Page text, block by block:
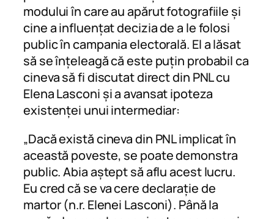
modului în care au apărut fotografiile și
cine a influențat decizia de a le folosi
public în campania electorală. El a lăsat
să se înțeleagă că este puțin probabil ca
cineva să fi discutat direct din PNL cu
Elena Lasconi și a avansat ipoteza
existenței unui intermediar:
„Dacă există cineva din PNL implicat în
această poveste, se poate demonstra
public. Abia aștept să aflu acest lucru.
Eu cred că se va cere declarație de
martor (n.r. Elenei Lasconi). Până la